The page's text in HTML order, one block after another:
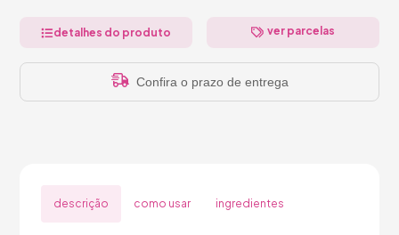
detalhes do produto ver parcelas
Confira o prazo de entrega
descrição como usar ingredientes